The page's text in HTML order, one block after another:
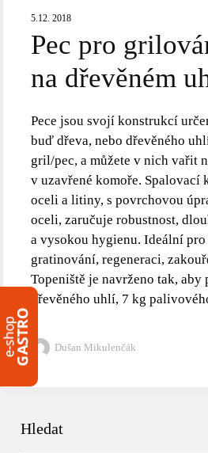
5.12. 2018
Pec pro
na dřevěném
Pece jsou svojí konstrukcí
buď dřeva, nebo dřevěného
gril/pec, a můžete v nich vařit
v uzavřené komoře. Spalovací
oceli a litiny, s povrchovou
oceli, zaručuje robustnost,
a vysokou hygienu. Ideální
gratinování, regeneraci,
Topeniště je navrženo tak, aby
dřevěného uhlí, 7 kg
Dušan Mikulenčák
Hledat